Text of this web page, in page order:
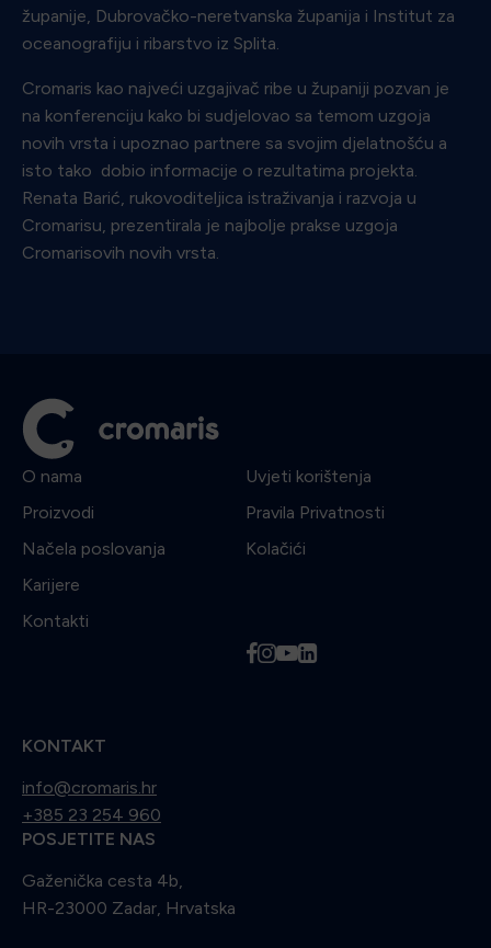
županije, Dubrovačko-neretvanska županija i Institut za
oceanografiju i ribarstvo iz Splita.
Cromaris kao najveći uzgajivač ribe u županiji pozvan je
na konferenciju kako bi sudjelovao sa temom uzgoja
novih vrsta i upoznao partnere sa svojim djelatnošću a
isto tako dobio informacije o rezultatima projekta.
Renata Barić, rukovoditeljica istraživanja i razvoja u
Cromarisu, prezentirala je najbolje prakse uzgoja
Cromarisovih novih vrsta.
O nama
Proizvodi
Načela poslovanja
Karijere
Kontakti
Uvjeti korištenja
Pravila Privatnosti
Kolačići
fiyl
KONTAKT
info@cromaris.hr
+385 23 254 960
POSJETITE NAS
Gaženička cesta 4b,
HR-23000 Zadar, Hrvatska